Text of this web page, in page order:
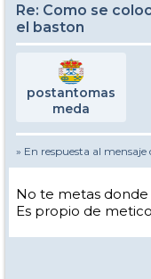
Re: Como se
el baston
postantomas
meda
» En respuesta al mensaje
No te metas
Es propio de